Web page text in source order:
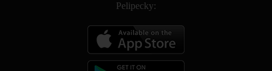
Pelipecky: